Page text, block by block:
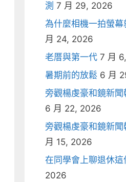
測 7 月 29, 2026
為什麼相機一拍螢幕
月 24, 2026
老厝與第一代 7 月
暑期前的放鬆 6 月
旁觀楊虔豪和鏡新
6 月 22, 2026
旁觀楊虔豪和鏡新聞
月 15, 2026
在同學會上聊退休這
2026